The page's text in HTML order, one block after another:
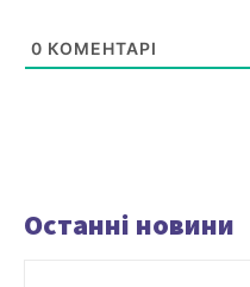
0 КОМЕНТАРІ
Останні новини